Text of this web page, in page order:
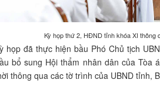
Kỳ họp thứ 2, HĐND tỉnh khóa XI thông
họp đã thực hiện bầu Phó Chủ tịch
bổ sung Hội thẩm nhân dân của Tòa
thông qua các tờ trình của UBND tỉnh,